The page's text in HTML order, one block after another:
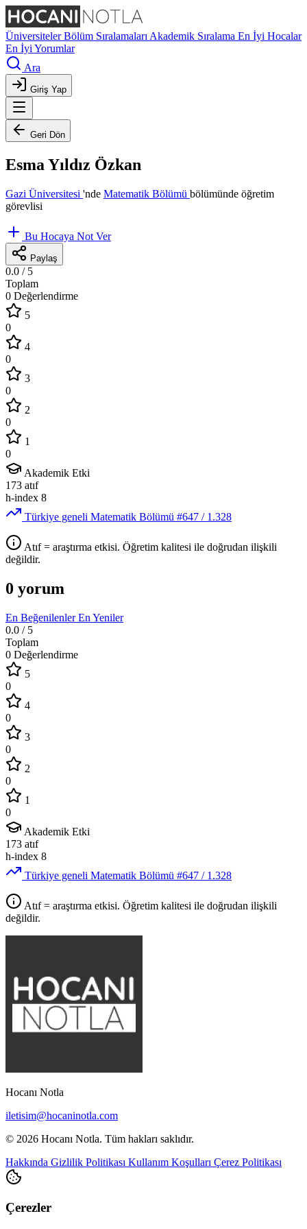
ÜniversitelerBölüm Sıralamaları Akademik Sıralama En İyi Hocalar
En İyi Yorumlar
Ara
Giriş Yap
Geri Dön
Esma Yıldız Özkan
Gazi Üniversitesi 'nde Matematik Bölümü bölümünde öğretim
görevlisi
Bu Hocaya Not Ver
Paylaş
0.0 / 5
Toplam
0 Değerlendirme
5
0
4
0
3
0
2
0
1
0
Akademik Etki
173 atıf
h-index 8
Türkiye geneli Matematik Bölümü #647 / 1.328
Atıf = araştırma etkisi. Öğretim kalitesi ile doğrudan ilişkili
değildir.
0 yorum
En BeğenilenlerEn Yeniler
0.0 / 5
Toplam
0 Değerlendirme
5
0
4
0
3
0
2
0
1
0
Akademik Etki
173 atıf
h-index 8
Türkiye geneli Matematik Bölümü #647 / 1.328
Atıf = araştırma etkisi. Öğretim kalitesi ile doğrudan ilişkili
değildir.
Hocanı Notla
iletisim@hocaninotla.com
© 2026 Hocanı Notla. Tüm hakları saklıdır.
Hakkında Gizlilik Politikası Kullanım Koşulları Çerez Politikası
Çerezler